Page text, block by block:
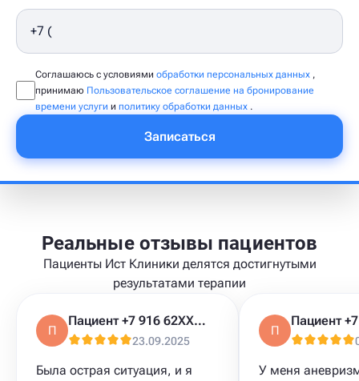
Соглашаюсь с условиями обработки персональных данных ,
принимаю Пользовательское соглашение на бронирование
времени услуги и политику обработки данных .
Записаться
Реальные отзывы пациентов
Пациенты Ист Клиники делятся достигнутыми
результатами терапии
П
Пациент +7 916 62XXXXX
23.09.2025
Была острая ситуация, и я
П
У меня